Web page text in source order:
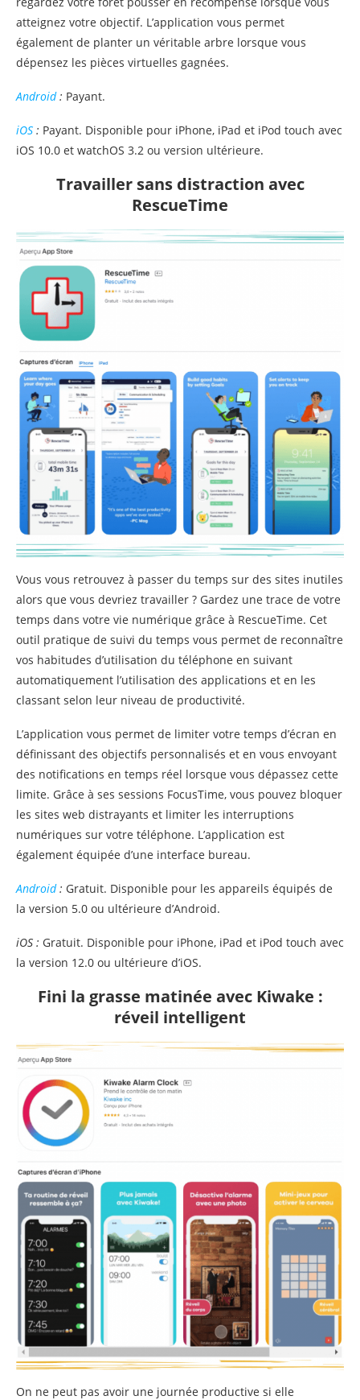
atteignez votre objectif. L’application vous permet
également de planter un véritable arbre lorsque vous
dépensez les pièces virtuelles gagnées.
Android: Payant.
iOS : Payant. Disponible pour iPhone, iPad et iPod touch avec
iOS 10.0 et watchOS 3.2 ou version ultérieure.
Travailler sans distraction avec
RescueTime
Vous vous retrouvez à passer du temps sur des sites inutiles
alors que vous devriez travailler ? Gardez une trace de votre
temps dans votre vie numérique grâce à RescueTime. Cet
outil pratique de suivi du temps vous permet de reconnaître
vos habitudes d’utilisation du téléphone en suivant
automatiquement l’utilisation des applications et en les
classant selon leur niveau de productivité.
L’application vous permet de limiter votre temps d’écran en
définissant des objectifs personnalisés et en vous envoyant
des notifications en temps réel lorsque vous dépassez cette
limite. Grâce à ses sessions FocusTime, vous pouvez bloquer
les sites web distrayants et limiter les interruptions
numériques sur votre téléphone. L’application est
également équipée d’une interface bureau.
Android: Gratuit. Disponible pour les appareils équipés de
la version 5.0 ou ultérieure d’Android.
iOS : Gratuit. Disponible pour iPhone, iPad et iPod touch avec
la version 12.0 ou ultérieure d’iOS.
Fini la grasse matinée avec Kiwake :
réveil intelligent
On ne peut pas avoir une journée productive si elle